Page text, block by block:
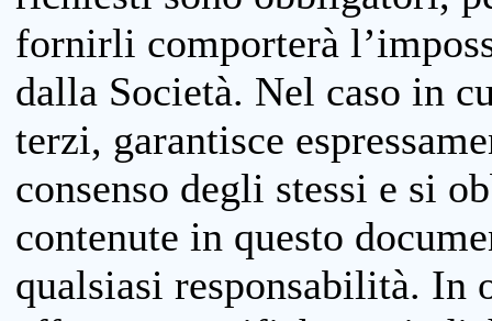
fornirli comporterà
dalla Società. Nel caso in
terzi, garantisce
consenso degli stessi e si
contenute in questo
qualsiasi responsabilità. In